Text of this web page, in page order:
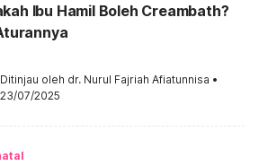
Ibu Hamil Boleh Creambath?
Ditinjau oleh dr. Nurul Fajriah Afiatunnisa •
23/07/2025